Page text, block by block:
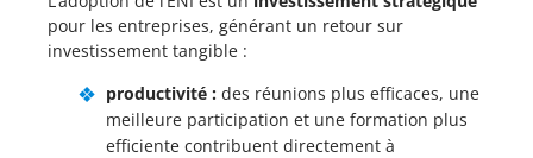
pour les entreprises, générant un retour sur
investissement tangible :
productivité : des réunions plus efficaces, une
meilleure participation et une formation plus
efficiente contribuent directement à